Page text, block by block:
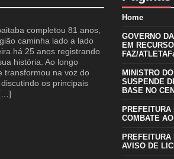
completou 81 anos,
caminha lado a lado
há 25 anos registrando
história. Ao longo
transformou na voz do
os principais
Home
GOVERNO
EM
FAZ/
MINISTRO
SUSPENDE
BASE NO
COMBATE
AVISO DE